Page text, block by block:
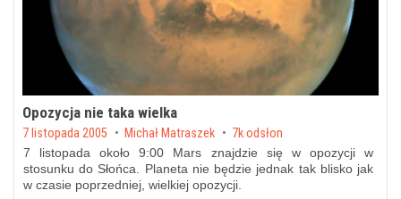
Opozycja nie taka wielka
Posted on
7 listopada 2005 byMichał Matraszek 7k odsłon
7 listopada około 9:00 Mars znajdzie się w opozycji w
stosunku do Słońca. Planeta nie będzie jednak tak blisko jak
w czasie poprzedniej, wielkiej opozycji